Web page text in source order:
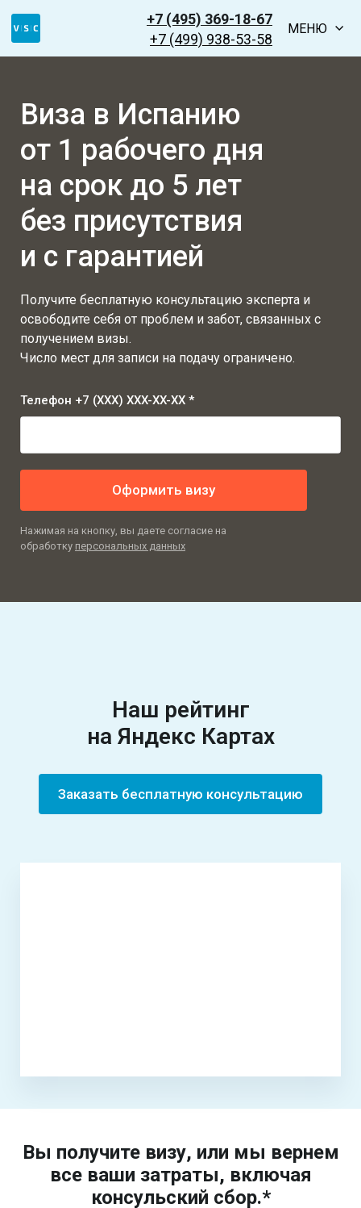
+7 (495) 369-18-67
+7 (499) 938-53-58
МЕНЮ
Виза в Испанию
от 1 рабочего дня
на срок до 5 лет
без присутствия
и с гарантией
Получите бесплатную консультацию эксперта и
освободите себя от проблем и забот, связанных с
получением визы.
Число мест для записи на подачу ограничено.
Телефон +7 (XXX) XXX-XX-XX *
Оформить визу
Нажимая на кнопку, вы даете согласие на
обработку персональных данных
Наш рейтинг
на Яндекс Картах
Заказать бесплатную консультацию
Вы получите визу, или мы вернем
все ваши затраты, включая
консульский сбор.*